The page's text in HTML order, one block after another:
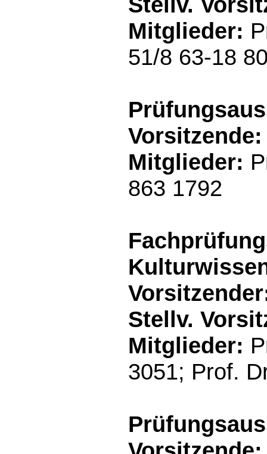
Mitglieder:
51/8 63-18
Vorsitzende:
Mitglieder:
863 1792
Stellv.
Mitglieder:
3051; Prof.